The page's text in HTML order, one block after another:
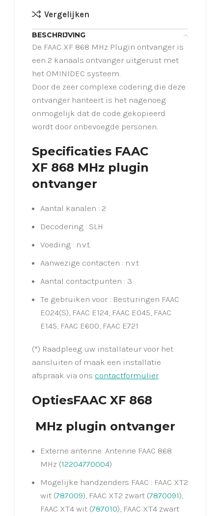
Vergelijken
BESCHRIJVING
De FAAC XF 868 MHz Plugin ontvanger is
een 2 kanaals ontvanger uitgerust met
het OMINIDEC systeem.
Door de zeer complexe codering die deze
ontvanger hanteert is het nagenoeg
onmogelijk dat de code gekopieerd
wordt door onbevoegde personen.
Specificaties FAAC
XF 868 MHz plugin
ontvanger
Aantal kanalen : 2
Decodering : SLH
Voeding : n.v.t.
Aanwezige contacten : n.v.t
Aantal contactpunten : 3
Te gebruiken voor : Besturingen FAAC
E024(S), FAAC E124, FAAC E045, FAAC
E145, FAAC E600, FAAC E721
(*) Raadpleeg uw installateur voor het
aansluiten of maak een installatie
afspraak via ons contactformulier.
OptiesFAAC XF 868
MHz plugin ontvanger
Externe antenne: Antenne FAAC 868
MHz (12204770004)
Mogelijke handzenders FAAC : FAAC XT2
wit (787009), FAAC XT2 zwart (7870091),
FAAC XT4 wit (787010), FAAC XT4 zwart